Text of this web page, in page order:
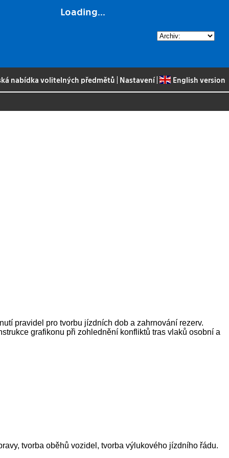
Loading...
nabídka volitelných předmětů Nastavení| English version
pravidel pro tvorbu jízdních dob a zahrnování rezerv.
grafikonu při zohlednění konfliktů tras vlaků osobní a
tvorba oběhů vozidel, tvorba výlukového jízdního řádu.